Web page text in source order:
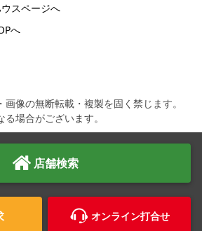
スページへ
へ
像の無断転載・複製を固く禁じます。
場合がございます。
店舗検索
オンライン打合せ